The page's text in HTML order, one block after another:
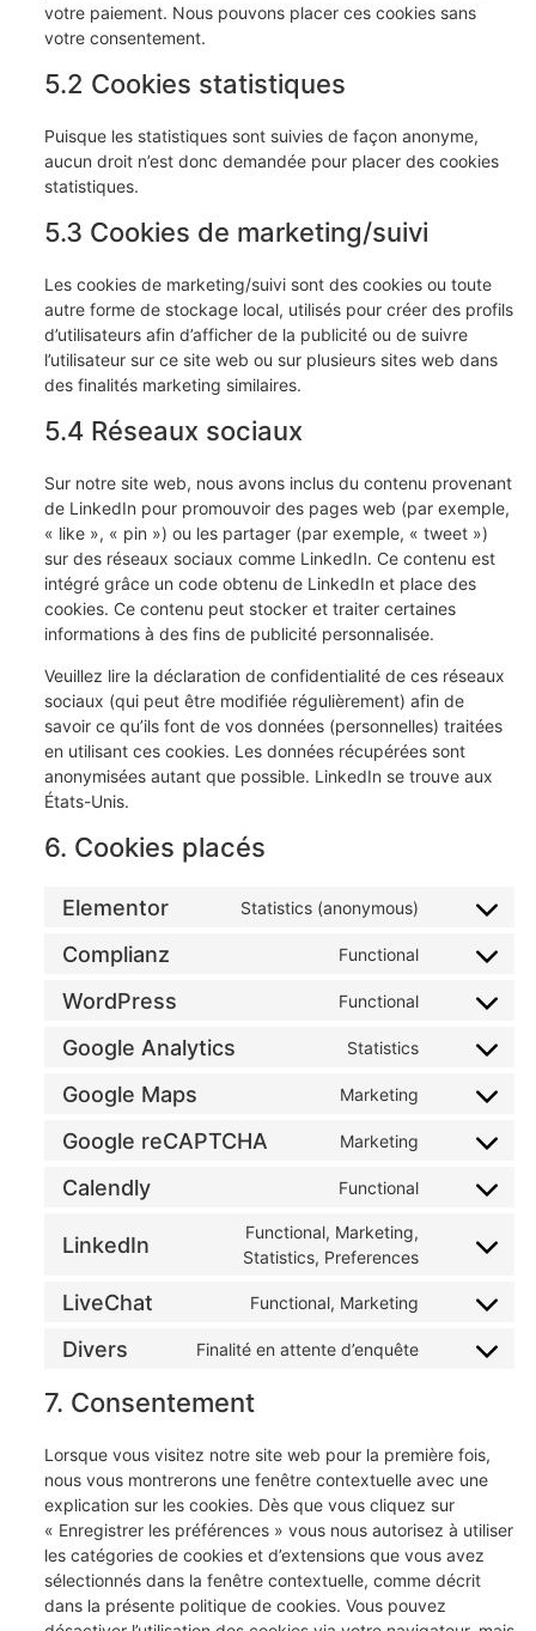
votre paiement. Nous pouvons placer ces cookies sans
votre consentement.
5.2 Cookies statistiques
Puisque les statistiques sont suivies de façon anonyme,
aucun droit n’est donc demandée pour placer des cookies
statistiques.
5.3 Cookies de marketing/suivi
Les cookies de marketing/suivi sont des cookies ou toute
autre forme de stockage local, utilisés pour créer des profils
d’utilisateurs afin d’afficher de la publicité ou de suivre
l’utilisateur sur ce site web ou sur plusieurs sites web dans
des finalités marketing similaires.
5.4 Réseaux sociaux
Sur notre site web, nous avons inclus du contenu provenant
de LinkedIn pour promouvoir des pages web (par exemple,
« like », « pin ») ou les partager (par exemple, « tweet »)
sur des réseaux sociaux comme LinkedIn. Ce contenu est
intégré grâce un code obtenu de LinkedIn et place des
cookies. Ce contenu peut stocker et traiter certaines
informations à des fins de publicité personnalisée.
Veuillez lire la déclaration de confidentialité de ces réseaux
sociaux (qui peut être modifiée régulièrement) afin de
savoir ce qu’ils font de vos données (personnelles) traitées
en utilisant ces cookies. Les données récupérées sont
anonymisées autant que possible. LinkedIn se trouve aux
États-Unis.
6. Cookies placés
Elementor Statistics (anonymous)
Complianz Functional
WordPress Functional
Google Analytics Statistics
Google Maps Marketing
Google reCAPTCHA Marketing
Calendly Functional
LinkedIn
Functional, Marketing,
Statistics, Preferences
LiveChat Functional, Marketing
Divers Finalité en attente d’enquête
7. Consentement
Lorsque vous visitez notre site web pour la première fois,
nous vous montrerons une fenêtre contextuelle avec une
explication sur les cookies. Dès que vous cliquez sur
« Enregistrer les préférences » vous nous autorisez à utiliser
les catégories de cookies et d’extensions que vous avez
sélectionnés dans la fenêtre contextuelle, comme décrit
dans la présente politique de cookies. Vous pouvez